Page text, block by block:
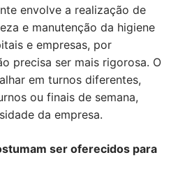
envolve a realização de
e manutenção da higiene
e empresas, por
precisa ser mais rigorosa. O
em turnos diferentes,
ou finais de semana,
da empresa.
ser oferecidos para